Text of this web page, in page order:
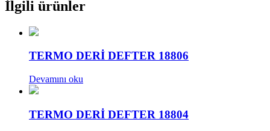
İlgili ürünler
TERMO DERİ DEFTER 18806
Devamını oku
TERMO DERİ DEFTER 18804